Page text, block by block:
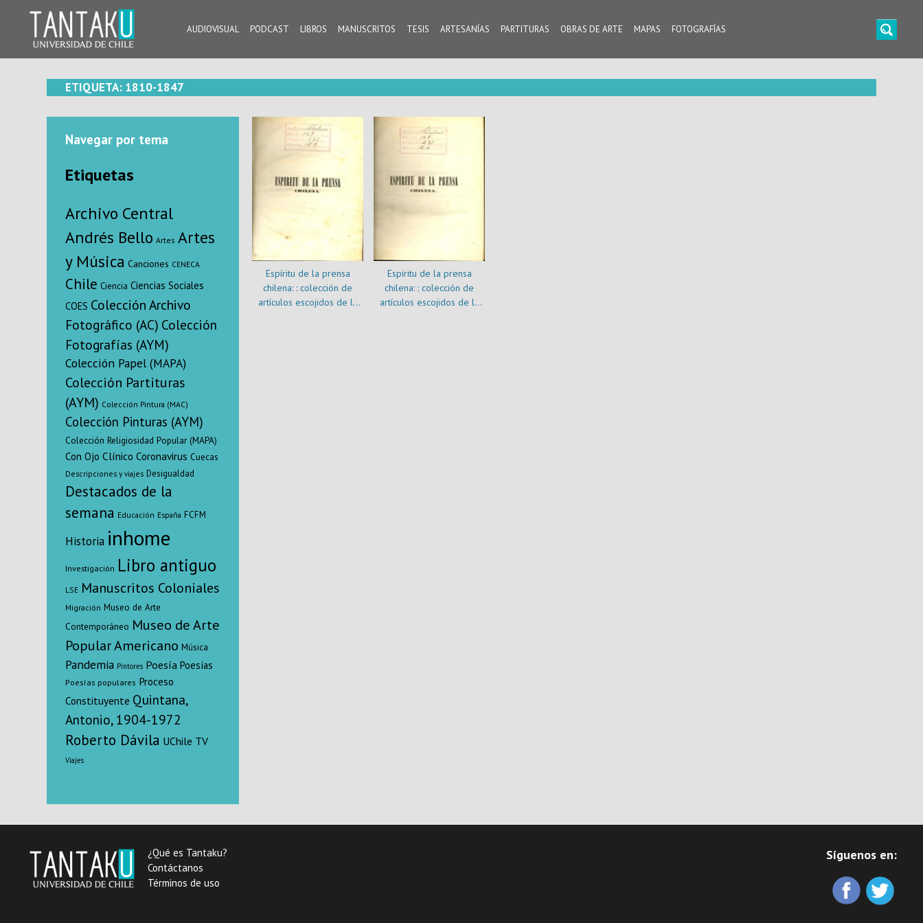
content
AUDIOVISUAL PODCAST LIBROS MANUSCRITOS TESIS ARTESANÍAS PARTITURAS OBRAS DE ARTE MAPAS FOTOGRAFÍAS
ETIQUETA: 1810-1847
Navegar por tema
Etiquetas
Archivo Central
Andrés Bello Artes Artes
y Música Canciones CENECA
Chile Ciencia Ciencias Sociales
COES Colección Archivo
Fotográfico (AC) Colección
Fotografías (AYM)
Colección Papel (MAPA)
Colección Partituras
(AYM) Colección Pintura (MAC)
Colección Pinturas (AYM)
Colección Religiosidad Popular (MAPA)
Con Ojo Clínico Coronavirus Cuecas
Descripciones y viajes Desigualdad
Destacados de la
semana Educación España FCFM
Historia inhome
Investigación Libro antiguo
LSE Manuscritos Coloniales
Migración Museo de Arte
Contemporáneo Museo de Arte
Popular Americano Música
Pandemia Pintores Poesía Poesías
Poesías populares Proceso
Constituyente Quintana,
Antonio, 1904-1972
Roberto Dávila UChile TV
Viajes
Espíritu de la prensa
chilena: : colección de
artículos escojidos de la
Espíritu de la prensa
chilena: : colección de
artículos escojidos de la
¿Qué es Tantaku?
Contáctanos
Términos de uso
Síguenos en: